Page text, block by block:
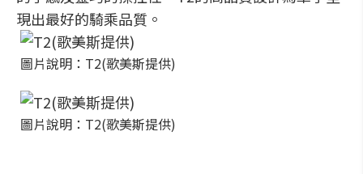
現出最好的騎乘品質。
圖片說明：T2(歌美斯提供)
圖片說明：T2(歌美斯提供)